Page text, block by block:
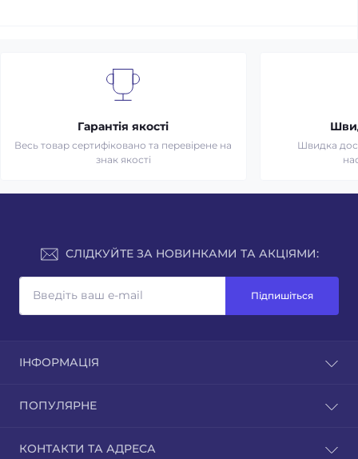
Гарантія якості
Весь товар сертифіковано та перевірене на
знак якості
Швидка
СЛІДКУЙТЕ ЗА НОВИНКАМИ ТА АКЦІЯМИ:
Підпишіться
ІНФОРМАЦІЯ
Зворотній зв'язок
Карта сайту
ПОПУЛЯРНЕ
КОНТАКТИ ТА АДРЕСА